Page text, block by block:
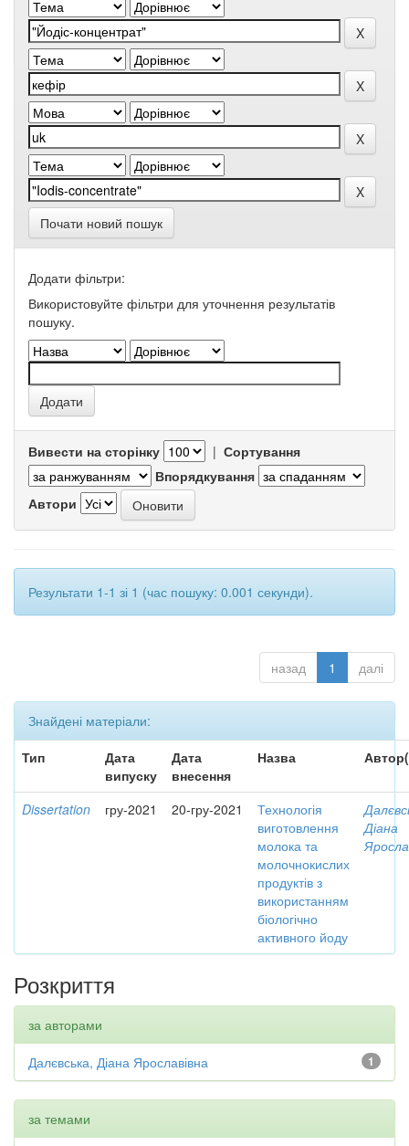
Почати новий пошук
Додати фільтри:
Використовуйте фільтри для уточнення результатів
пошуку.
Вивести на сторінку | Сортування
Впорядкування
Автори
Результати 1-1 зі 1 (час пошуку: 0.001 секунди).
назад 1 далі
Знайдені матеріали:
Тип
Дата
випуску
Дата
внесення
Назва
Dissertation гру-2021 20-гру-2021
Технологія
виготовлення
молока та
молочнокислих
продуктів з
використанням
біологічно
активного йоду
Діана
Розкриття
за авторами
1
Далєвська, Діана Ярославівна
за темами